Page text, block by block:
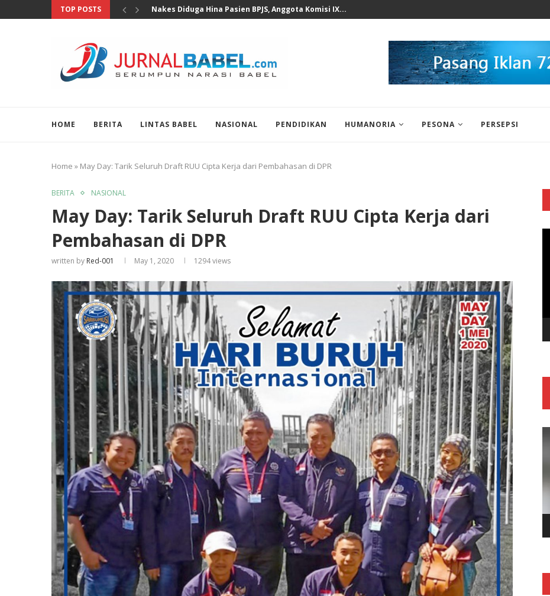
TOP POSTS MKD DPR Segera Bahas Laporan KWP Terhadap Deddy...
HOME BERITA LINTAS BABEL NASIONAL PENDIDIKAN HUMANORIA PESONA PERSEPSI
Home » May Day: Tarik Seluruh Draft RUU Cipta Kerja dari Pembahasan di DPR
BERITA NASIONAL
May Day: Tarik Seluruh Draft RUU Cipta Kerja dari
Pembahasan di DPR
written by Red-001 May 1, 2020 1294views